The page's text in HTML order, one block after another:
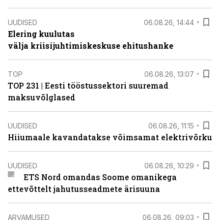
UUDISED 06.08.26, 14:44
Elering kuulutas
välja kriisijuhtimiskeskuse ehitushanke
TOP 06.08.26, 13:07
TOP 231 | Eesti tööstussektori suuremad
maksuvõlglased
UUDISED 06.08.26, 11:15
Hiiumaale kavandatakse võimsamat elektrivõrku
UUDISED 06.08.26, 10:29
ETS Nord omandas Soome omanikega
ettevõttelt jahutusseadmete ärisuuna
ARVAMUSED 06.08.26, 09:03